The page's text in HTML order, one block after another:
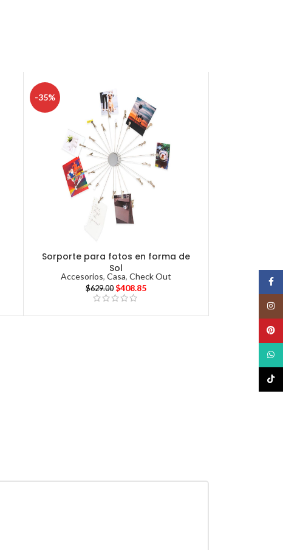
-35%
Sorporte para fotos en forma de
Sol
Accesorios, Casa, Check Out
$629.00 $408.85